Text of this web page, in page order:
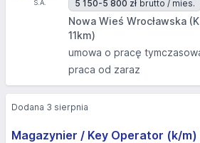
5 150-5 800 zł brutto / mies.
Nowa Wieś Wrocławska
11km)
umowa o pracę
praca od zaraz
Magazynier / Key Operator (k/
Dodana 3 sierpnia